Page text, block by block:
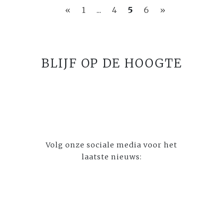
« 1 ... 4 5 6 »
BLIJF OP DE HOOGTE
Volg onze sociale media voor het
laatste nieuws: